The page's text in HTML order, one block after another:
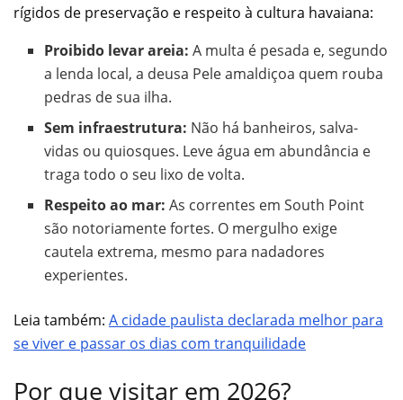
rígidos de preservação e respeito à cultura havaiana:
Proibido levar areia: A multa é pesada e, segundo
a lenda local, a deusa Pele amaldiçoa quem rouba
pedras de sua ilha.
Sem infraestrutura: Não há banheiros, salva-
vidas ou quiosques. Leve água em abundância e
traga todo o seu lixo de volta.
Respeito ao mar: As correntes em South Point
são notoriamente fortes. O mergulho exige
cautela extrema, mesmo para nadadores
experientes.
Leia também: A cidade paulista declarada melhor para
se viver e passar os dias com tranquilidade
Por que visitar em 2026?